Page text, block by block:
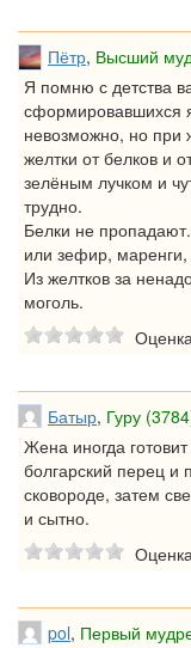
Пётр, Высший
Я помню с детства
сформировавшихся
невозможно, но при
желтки от белков и
зелёным лучком и
трудно.
Белки не
или зефир, маренги,
Из желтков за
моголь.
Батыр, Гуру
Жена иногда
болгарский перец
сковороде, затем
и сытно.
pol, Первый